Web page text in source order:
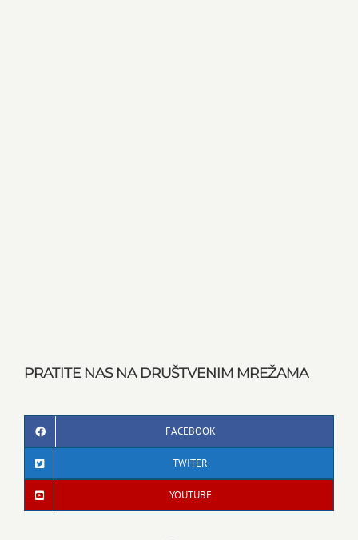
PRATITE NAS NA DRUŠTVENIM MREŽAMA
FACEBOOK
TWITER
YOUTUBE